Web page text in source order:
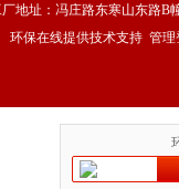
地址：冯庄路东寒山东路B
环保在线提供技术支持 管理